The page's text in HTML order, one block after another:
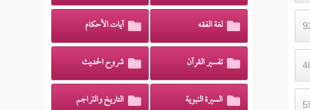
لغة الفقه آيات الأحكام
تفسير القرآن شروح الحديث
السيرة النبوية التاريخ والتراجم